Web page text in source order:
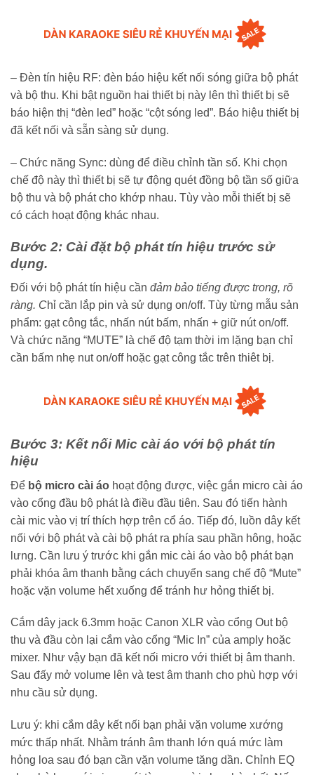
– Đèn tín hiệu RF: đèn báo hiệu kết nối sóng giữa bộ phát
và bộ thu. Khi bật nguồn hai thiết bị này lên thì thiết bị sẽ
báo hiện thị “đèn led” hoặc “cột sóng led”. Báo hiệu thiết bị
đã kết nối và sẵn sàng sử dụng.
– Chức năng Sync: dùng để điều chỉnh tần số. Khi chọn
chế độ này thì thiết bị sẽ tự động quét đồng bộ tần số giữa
bộ thu và bộ phát cho khớp nhau. Tùy vào mỗi thiết bị sẽ
có cách hoạt động khác nhau.
Bước 2: Cài đặt bộ phát tín hiệu trước sử
dụng.
Đối với bộ phát tín hiệu cần đảm bảo tiếng được trong, rõ
ràng. Chỉ cần lắp pin và sử dụng on/off. Tùy từng mẫu sản
phẩm: gạt công tắc, nhấn nút bấm, nhấn + giữ nút on/off.
Và chức năng “MUTE” là chế độ tạm thời im lặng bạn chỉ
cần bấm nhẹ nut on/off hoặc gạt công tắc trên thiêt bị.
Bước 3: Kết nối Mic cài áo với bộ phát tín
hiệu
Để bộ micro cài áo hoạt động được, việc gắn micro cài áo
vào cổng đầu bộ phát là điều đầu tiên. Sau đó tiến hành
cài mic vào vị trí thích hợp trên cổ áo. Tiếp đó, luồn dây kết
nối với bộ phát và cài bộ phát ra phía sau phần hông, hoặc
lưng. Cần lưu ý trước khi gắn mic cài áo vào bộ phát bạn
phải khóa âm thanh bằng cách chuyển sang chế độ “Mute”
hoặc vặn volume hết xuống để tránh hư hỏng thiết bị.
Cắm dây jack 6.3mm hoặc Canon XLR vào cổng Out bộ
thu và đầu còn lại cắm vào cổng “Mic In” của amply hoặc
mixer. Như vậy bạn đã kết nối micro với thiết bị âm thanh.
Sau đấy mở volume lên và test âm thanh cho phù hợp với
nhu cầu sử dụng.
Lưu ý: khi cắm dây kết nối bạn phải vặn volume xướng
mức thấp nhất. Nhằm tránh âm thanh lớn quá mức làm
hỏng loa sau đó bạn cần vặn volume tăng dần. Chỉnh EQ